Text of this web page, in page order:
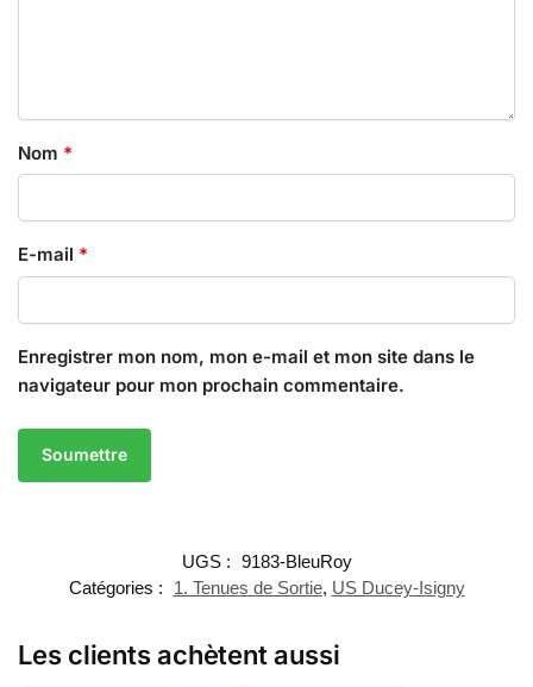
Nom *
E-mail *
Enregistrer mon nom, mon e-mail et mon site dans le
navigateur pour mon prochain commentaire.
UGS : 9183-BleuRoy
Catégories :
1. Tenues de Sortie, US Ducey-Isigny
Les clients achètent aussi